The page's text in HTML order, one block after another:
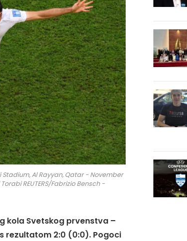
Stadium, Al Rayyan, Qatar - November
REUTERS/Fabrizio Bensch -
kola Svetskog prvenstva –
rezultatom 2:0 (0:0). Pogoci